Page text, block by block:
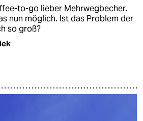
to-go lieber Mehrwegbecher.
nun möglich. Ist das Problem der
so groß?